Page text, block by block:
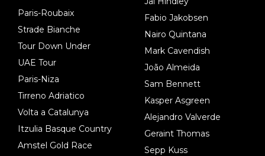
Paris-Roubaix
Strade Bianche
Tour Down Under
UAE Tour
Paris-Niza
Tirreno Adriatico
Volta a Catalunya
Itzulia Basque Country
Amstel Gold Race
Fabio Jakobsen
Nairo Quintana
Mark Cavendish
João Almeida
Sam Bennett
Kasper Asgreen
Alejandro Valverde
Geraint Thomas
Sepp Kuss